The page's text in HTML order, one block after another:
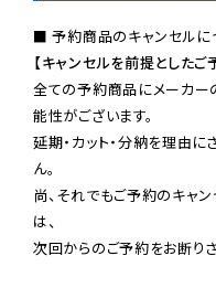
【キャンセルを前提とした
全ての予約商品にメーカー
能性がございます。
延期・カット・分納を理由
ん。
尚、それでもご予約のキャ
は、
次回からのご予約をお断り